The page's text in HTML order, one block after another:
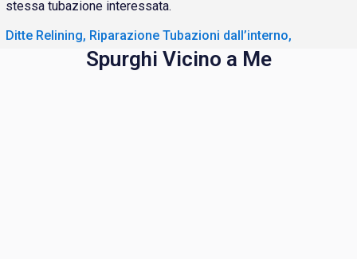
stessa tubazione interessata.
Ditte Relining, Riparazione Tubazioni dall’interno,
Spurghi Vicino a Me